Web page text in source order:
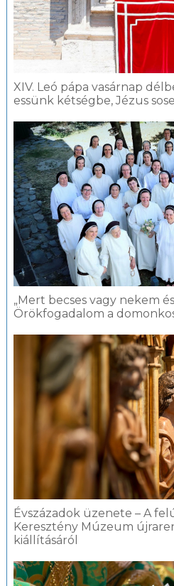
XIV. Leó pápa vasárnap
essünk kétségbe, Jézus
„Mert becses vagy nekem
Örökfogadalom a
Évszázadok üzenete – A
Keresztény Múzeum
kiállításáról